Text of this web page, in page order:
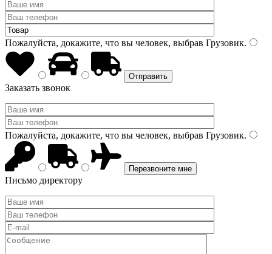
Пожалуйста, докажите, что вы человек, выбрав Грузовик.
Заказать звонок
Пожалуйста, докажите, что вы человек, выбрав Грузовик.
Письмо директору